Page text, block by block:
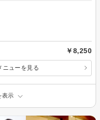
￥8,250
ニューを見る
表示